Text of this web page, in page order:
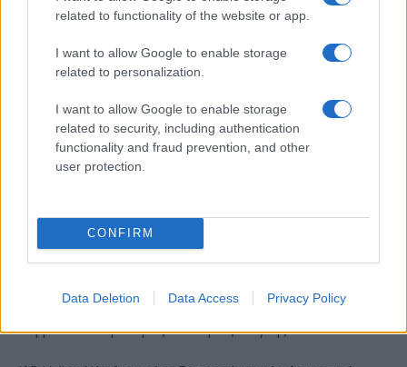
related to functionality of the website or app.
I want to allow Google to enable storage
related to personalization.
I want to allow Google to enable storage
related to security, including authentication
functionality and fraud prevention, and other
user protection.
CONFIRM
Data Deletion Data Access Privacy Policy
THALIS – Στρατηγική συνεργασία με τη Motor Oil
α΄ εξάμηνο 2026 με
προσαρμοσμένο EBITDA